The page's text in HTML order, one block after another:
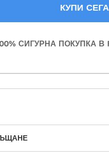
КУПИ СЕГА
СИГУРНА ПОКУПКА В